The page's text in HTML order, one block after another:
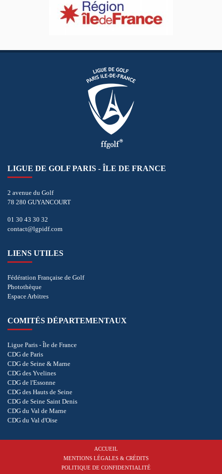
LIGUE DE GOLF PARIS - ÎLE DE FRANCE
2 avenue du Golf
78 280 GUYANCOURT
01 30 43 30 32
contact@lgpidf.com
LIENS UTILES
Fédération Française de Golf
Photothèque
Espace Arbitres
COMITÉS DÉPARTEMENTAUX
Ligue Paris - Île de France
CDG de Paris
CDG de Seine & Marne
CDG des Yvelines
CDG de l'Essonne
CDG des Hauts de Seine
CDG de Seine Saint Denis
CDG du Val de Marne
CDG du Val d'Oise
ACCUEIL
MENTIONS LÉGALES & CRÉDITS
POLITIQUE DE CONFIDENTIALITÉ